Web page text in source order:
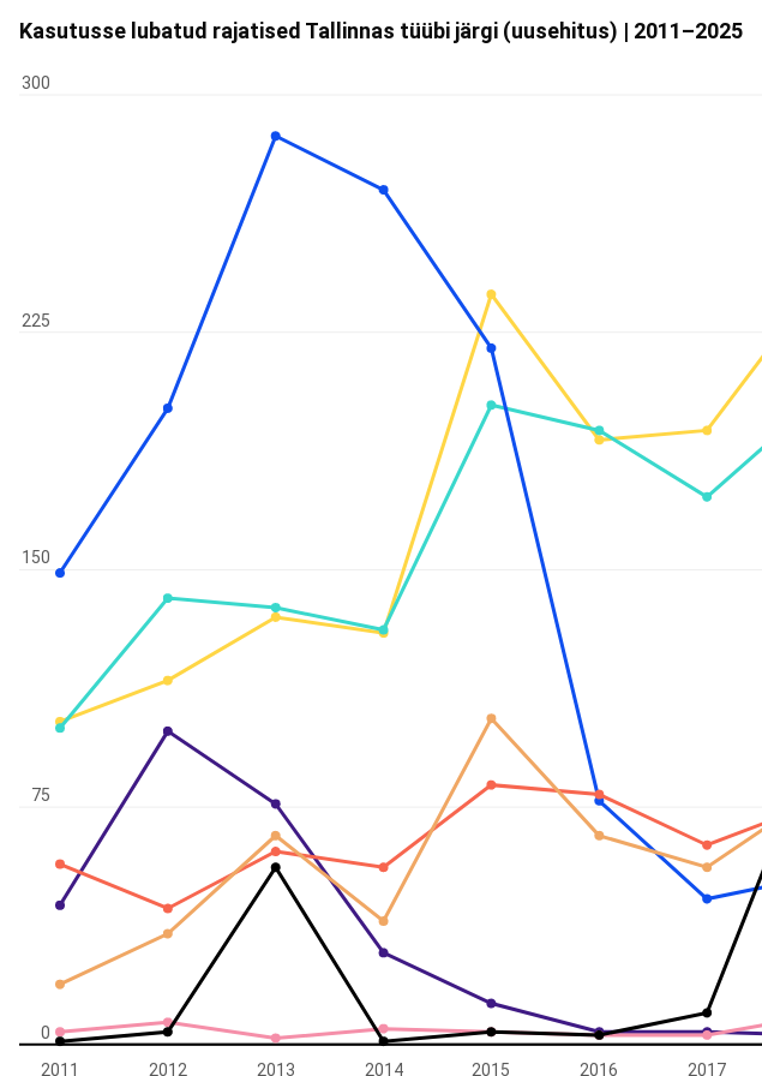
Kasutusse lubatud rajatised Tallinnas tüübi järgi (uusehitus) | 2011–2025
2011 2012 2013 2014 2015 2016 2017
0
75
150
225
300